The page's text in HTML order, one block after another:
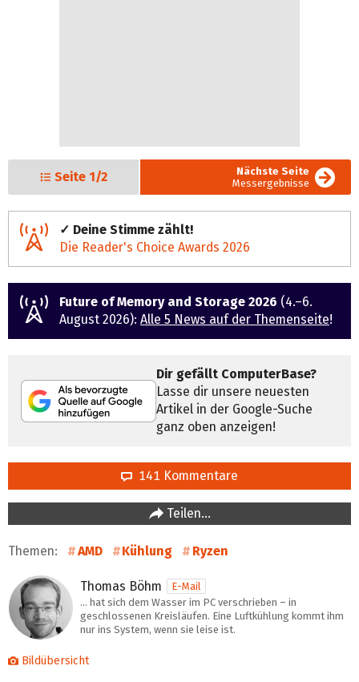
Seite 1/2
Nächste Seite
Messergebnisse
✓ Deine Stimme zählt!
Die Reader's Choice Awards 2026
Future of Memory and Storage 2026 (4.–6.
August 2026): Alle 5 News auf der Themenseite!
Dir gefällt ComputerBase?
Lasse dir unsere neuesten
Artikel in der Google-Suche
ganz oben anzeigen!
141 Kommentare
Teilen…
Themen: AMD Kühlung Ryzen
Thomas Böhm
E-Mail
… hat sich dem Wasser im PC verschrieben – in
geschlossenen Kreisläufen. Eine Luftkühlung kommt ihm
nur ins System, wenn sie leise ist.
Bildübersicht